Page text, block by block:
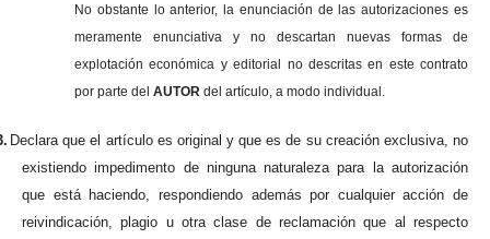
No obstante lo anterior, la enunciación de las autorizaciones es
meramente enunciativa y no descartan nuevas formas de
explotación económica y editorial no descritas en este contrato
por parte del AUTORdel artículo, a modo individual.
Declara que el artículo es original y que es de su creación exclusiva, no
existiendo impedimento de ninguna naturaleza para la autorización
que está haciendo, respondiendo además por cualquier acción de
reivindicación, plagio u otra clase de reclamación que al respecto